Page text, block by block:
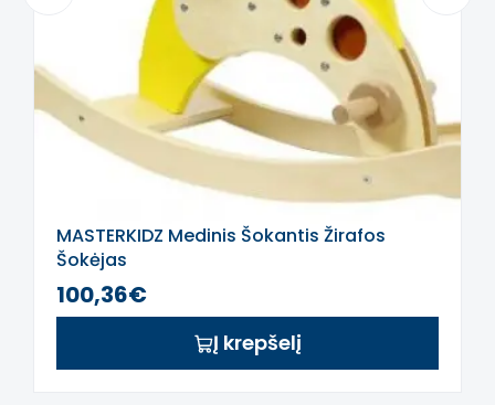
MASTERKIDZ Medinis Šokantis Žirafos
Šokėjas
100,36€
Į krepšelį